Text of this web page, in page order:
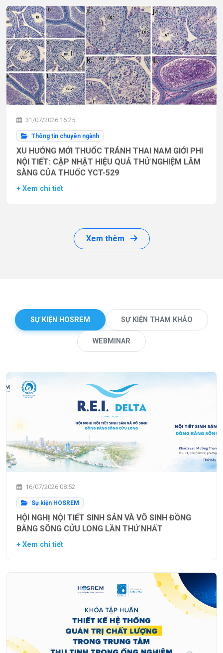
31/07/2026 16:25
Thông tin chuyên ngành
XU HƯỚNG MỚI THUỐC TRÁNH THAI NAM GIỚI PHI
NỘI TIẾT: CẬP NHẬT HIỆU QUẢ THỬ NGHIỆM LÂM
SÀNG CỦA THUỐC YCT-529
+ Xem chi tiết
Xem thêm
SỰ KIỆN HOSREM SỰ KIỆN THAM KHẢO
WEBMINAR
16/07/2026 08:52
Sự kiện HOSREM
HỘI NGHỊ NỘI TIẾT SINH SẢN VÀ VÔ SINH ĐỒNG
BẰNG SÔNG CỬU LONG LẦN THỨ NHẤT
+ Xem chi tiết